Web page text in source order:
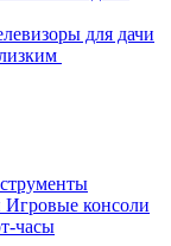
для дачи
Игровые консоли
часы